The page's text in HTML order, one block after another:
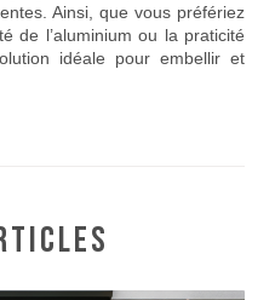
Ainsi, que vous préfériez
de l’aluminium ou la praticité
idéale pour embellir et